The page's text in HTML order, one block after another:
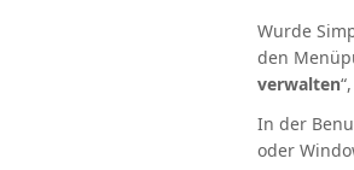
Wurde
den
verwalten
In der
oder